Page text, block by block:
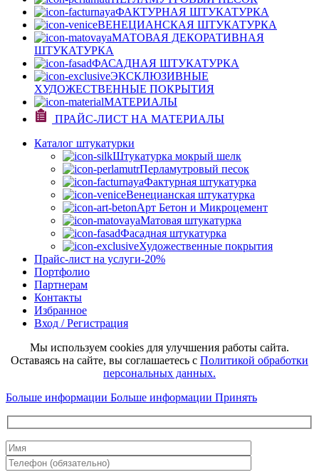
ФАКТУРНАЯ ШТУКАТУРКА
ВЕНЕЦИАНСКАЯ ШТУКАТУРКА
МАТОВАЯ ДЕКОРАТИВНАЯ
ШТУКАТУРКА
ФАСАДНАЯ ШТУКАТУРКА
ЭКСКЛЮЗИВНЫЕ
ХУДОЖЕСТВЕННЫЕ ПОКРЫТИЯ
МАТЕРИАЛЫ
ПРАЙС-ЛИСТ НА МАТЕРИАЛЫ
Каталог штукатурки
Штукатурка мокрый шелк
Перламутровый песок
Фактурная штукатурка
Венецианская штукатурка
Арт Бетон и Микроцемент
Матовая штукатурка
Фасадная штукатурка
Художественные покрытия
Прайс-лист на услуги-20%
Портфолио
Партнерам
Контакты
Избранное
Вход / Регистрация
Мы используем cookies для улучшения работы сайта.
Оставаясь на сайте, вы соглашаетесь с Политикой обработки
персональных данных.
Больше информации Больше информации Принять